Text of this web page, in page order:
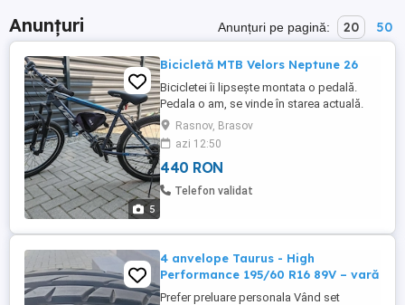
Anunțuri Anunțuri pe pagină: 20 50
5
Bicicletă MTB Velors Neptune 26
Bicicletei îi lipsește montata o pedală.
Pedala o am, se vinde în starea actuală.
Rasnov, Brasov
azi 12:50
440 RON
Telefon validat
4 anvelope Taurus - High
Performance 195/60 R16 89V – vară
Prefer preluare personala Vând set